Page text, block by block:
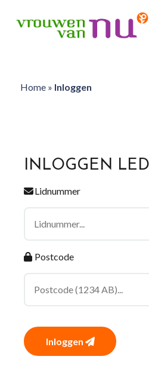
Home» Inloggen
INLOGGEN
Lidnummer
Postcode
Inloggen